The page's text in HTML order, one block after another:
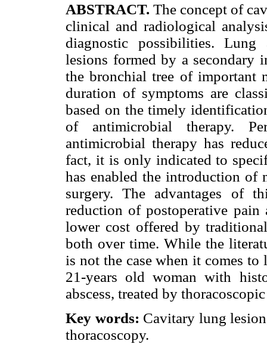
ABSTRACT. The concept of
clinical and radiological
diagnostic possibilities. Lung
lesions formed by a secondary
the bronchial tree of important
duration of symptoms are
based on the timely
of antimicrobial therapy.
antimicrobial therapy has
fact, it is only indicated to
has enabled the introduction of
surgery. The advantages of
reduction of postoperative pain
lower cost offered by
both over time. While the
is not the case when it comes to
21-years old woman with
abscess, treated by
Key words: Cavitary lung
thoracoscopy.